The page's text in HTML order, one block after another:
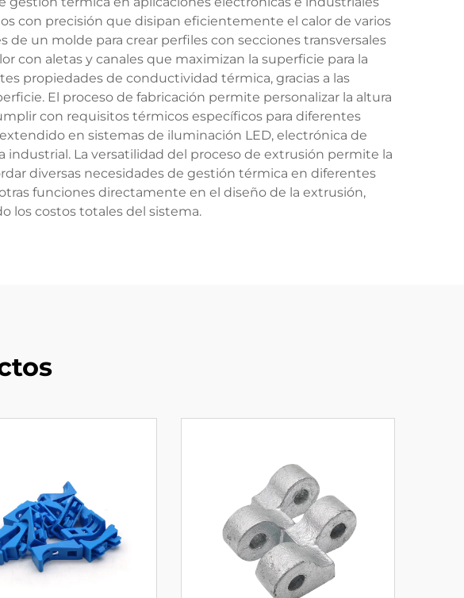
con precisión que disipan eficientemente el calor de varios
un molde para crear perfiles con secciones transversales
con aletas y canales que maximizan la superficie para la
propiedades de conductividad térmica, gracias a las
El proceso de fabricación permite personalizar la altura
con requisitos térmicos específicos para diferentes
en sistemas de iluminación LED, electrónica de
La versatilidad del proceso de extrusión permite la
diversas necesidades de gestión térmica en diferentes
funciones directamente en el diseño de la extrusión,
los costos totales del sistema.